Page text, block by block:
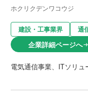
ホクリクデンワコウジ
建設・工事業界 通
企業詳細ページへarrow_right_alt
電気通信事業、ITソリュ